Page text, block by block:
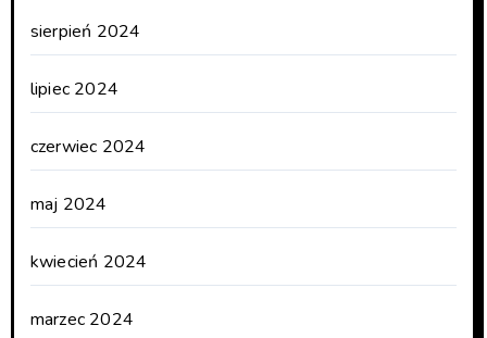
sierpień 2024
lipiec 2024
czerwiec 2024
maj 2024
kwiecień 2024
marzec 2024